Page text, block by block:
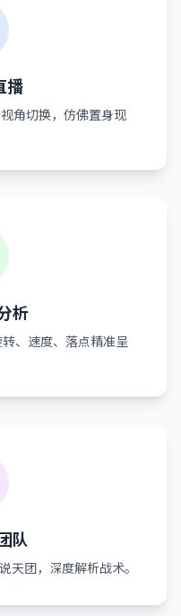
播
角切换，仿佛置身现
析
、速度、落点精准呈
队
天团，深度解析战术。